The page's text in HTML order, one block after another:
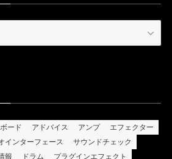
ード アドバイス アンプ
エフェクター
インターフェース
サウンドチェック
報 ドラム プラグインエフェクト